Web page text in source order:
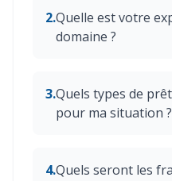
2.Quelle est votre
domaine ?
3.Quels types de
pour ma situation ?
4.Quels seront les